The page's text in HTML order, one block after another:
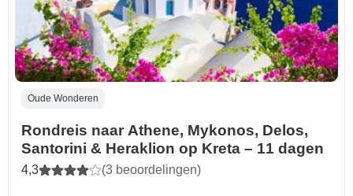
Oude Wonderen
Rondreis naar Athene, Mykonos, Delos,
Santorini & Heraklion op Kreta – 11 dagen
4,3 (3 beoordelingen)